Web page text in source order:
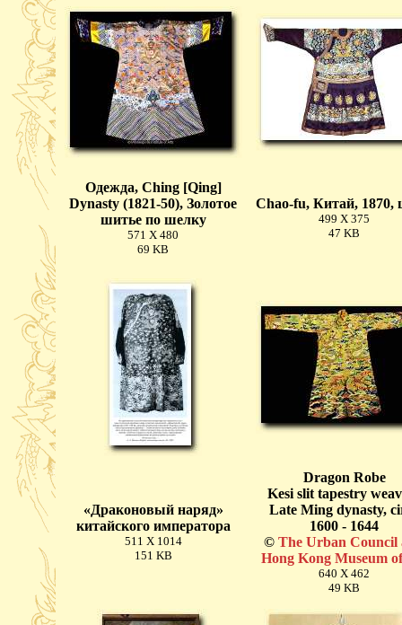
Одежда, Ching [Qing]
Dynasty (1821-50), Золотое
шитье по шелку
571 X 480
69 KB
Chao-fu, Китай, 1870,
499 X 375
47 KB
«Драконовый наряд»
китайского императора
511 X 1014
151 KB
Dragon Robe
Kesi slit tapestry
Late Ming dynasty,
1600 - 1644
© The Urban Council
Hong Kong Museum
640 X 462
49 KB